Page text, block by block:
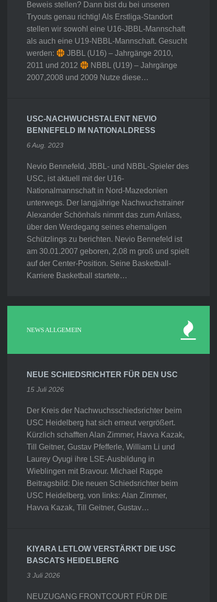
Beweis stellen? Dann bist du bei unseren
Tryouts genau richtig! Als Erstliga-Standort
stellen wir sowohl eine U16-JBBL-Mannschaft
als auch eine U19-NBBL-Mannschaft. Gesucht
werden:
JBBL (U16) – Jahrgänge 2010,
2011 und 2012
NBBL (U19) – Jahrgänge
2007,2008 und 2009 Nutze diese…
USC-NACHWUCHSTALENT NEVIO
BENNEFELD IM NATIONALDRESS
6 Aug. 2023
Nevio Bennefeld, JBBL- und NBBL-Spieler des
USC, ist aktuell mit der U16-
Nationalmannschaft in Nord-Mazedonien
unterwegs. Der langjährige Nachwuchstrainer
Alexander Schönhals nimmt das zum Anlass,
über den Werdegang seines ehemaligen
Schützlings zu berichten. Nevio Bennefeld ist
am 30.01.2007 geboren, 2,08 m groß und spielt
auf der Center-Position. Seine Basketball-
Karriere Basketball startete…
NEWS ALLGEMEIN
NEUE SCHIEDSRICHTER FÜR DEN USC
15 Juli 2026
Der Kreis der Nachwuchsschiedsrichter beim
USC Heidelberg hat sich erneut vergrößert.
Kürzlich schafften Alan Zimmer, Havva Kazak,
Till Geitner, Gustav Pfefferle, William Li und
Laurey Oyugi ihre LSE-Ausbildung in
Wieblingen mit Bravour. Michael Rappe
Beitragsbild: Die neuen Schiedsrichter beim
USC Heidelberg, von links: Alan Zimmer,
Havva Kazak, Till Geitner, Gustav…
KIYARA LETLOW VERSTÄRKT DIE USC
BASCATS HEIDELBERG
3 Juli 2026
NEUZUGANG FRONTCOURT FÜR DIE